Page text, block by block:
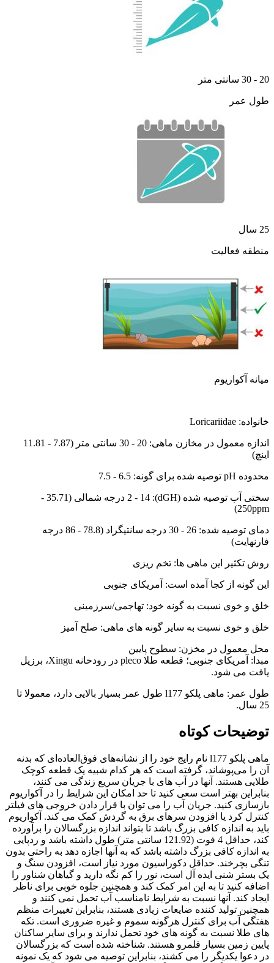
20 - 30 سانتی متر
طول عمر
25 سال
منطقه فعالیت
میانه آکواریوم
خانواده: Loricariidae
اندازه معمول در مخازن ماهی: 20 - 30 سانتی متر (7.87 - 11.81
اینچ)
محدوده pH توصیه شده برای گونه: 6.5 - 7.5
سختی آب توصیه شده (dGH): 2 - 14 درجه شمالی (35.71 -
250ppm)
دمای توصیه شده: 26 - 30 درجه سانتیگراد (78.8 - 86 درجه
فارنهایت)
روش تکثیر این ماهی ها: تخم ریزی
این گونه از کجا آمده است: آمریکای جنوبی
خلق و خوی نسبت به گونه خود: تهاجمی/سرزمینی
خلق و خوی نسبت به سایر گونه های ماهی: صلح آمیز
محل معمول در مخزن: سطوح پایین
مبدا: آمریکای جنوبی؛ قطعه طلا pleco در رودخانه Xingu، برزیل
یافت می شود.
طول عمر: ماهی پلکو l177 طول عمر بسیار بالایی دارد، معمولا تا
25 سال.
توضیحات کوتاه
ماهی پلکو l177 نام رایج خود را از نشانه‌های فوق‌العاده‌ای که بدنه
آن را می‌پوشاند، گرفته است که هر کدام شبیه یک قطعه کوچک
طلایی هستند. آنها در آب های با جریان سریع زندگی می کنند،
بنابراین بهتر است سعی کنید تا حد امکان این شرایط را در آکواریوم
بازسازی کنید. جریان آب را می توان با قرار دادن خروجی های فیلتر
کنترل کرد یا افزودن سرهای برق به گردش کمک می کند. آکواریوم
باید به اندازه کافی بزرگ باشد تا بتواند اندازه بزرگسالان را برآورده
کند، حداقل 4 فوت (121.92 سانتی متر) طول داشته باشد و ردپایی
به اندازه کافی بزرگ داشته باشد که به آنها اجازه دهد به راحتی بدون
تنگی بچرخند. حداقل دکوراسیون مورد نیاز است، افزودن سنگ و
یک بستر شنی ایده آل است، نور را کم نگه دارید و گیاهان شناور را
اضافه کنید تا به این امر کمک کند و همچنین جلوه خوبی برای ناظر
ایجاد کند. آنها نسبت به شرایط نامناسب آب تحمل نمی کنند و
همچنین تولید کننده ضایعات زیادی هستند، بنابراین تغییرات منظم
هفتگی آب برای کنترل هرگونه سموم و غیره ضروری است. تکه
های طلا نسبت به گونه های خود تحمل ندارند و برای سایر ساکنان
پایین زمین بسیار قلمرو هستند. شناخته شده است که بزرگسالان
در دعوا یکدیگر را می کشند، بنابراین توصیه می شود که یک نمونه